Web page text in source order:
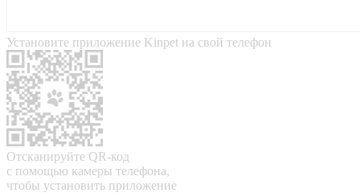
Установите приложение Kinpet на свой телефон
Отсканируйте QR-код
с помощью камеры телефона,
чтобы установить приложение